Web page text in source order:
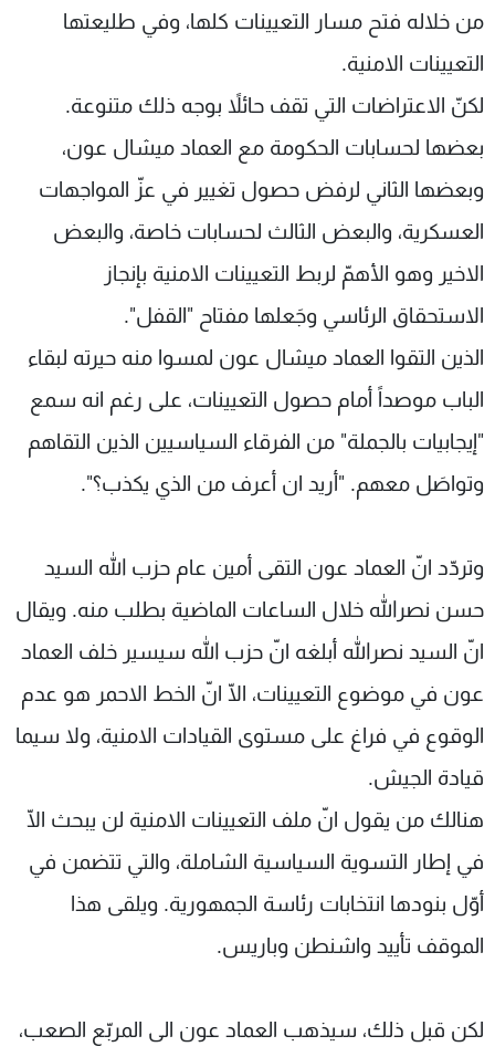
من خلاله فتح مسار التعيينات كلها، وفي طليعتها
التعيينات الامنية.
لكنّ الاعتراضات التي تقف حائلاً بوجه ذلك متنوعة.
بعضها لحسابات الحكومة مع العماد ميشال عون،
وبعضها الثاني لرفض حصول تغيير في عزّ المواجهات
العسكرية، والبعض الثالث لحسابات خاصة، والبعض
الاخير وهو الأهمّ لربط التعيينات الامنية بإنجاز
الاستحقاق الرئاسي وجَعلها مفتاح "القفل".
الذين التقوا العماد ميشال عون لمسوا منه حيرته لبقاء
الباب موصداً أمام حصول التعيينات، على رغم انه سمع
"إيجابيات بالجملة" من الفرقاء السياسيين الذين التقاهم
وتواصَل معهم. "أريد ان أعرف من الذي يكذب؟".
وتردّد انّ العماد عون التقى أمين عام حزب الله السيد
حسن نصرالله خلال الساعات الماضية بطلب منه. ويقال
انّ السيد نصرالله أبلغه انّ حزب الله سيسير خلف العماد
عون في موضوع التعيينات، الّا انّ الخط الاحمر هو عدم
الوقوع في فراغ على مستوى القيادات الامنية، ولا سيما
قيادة الجيش.
هنالك من يقول انّ ملف التعيينات الامنية لن يبحث الّا
في إطار التسوية السياسية الشاملة، والتي تتضمن في
أوّل بنودها انتخابات رئاسة الجمهورية. ويلقى هذا
الموقف تأييد واشنطن وباريس.
لكن قبل ذلك، سيذهب العماد عون الى المربّع الصعب،